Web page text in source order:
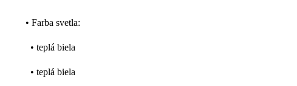
• Farba svetla:
• teplá biela
• teplá biela